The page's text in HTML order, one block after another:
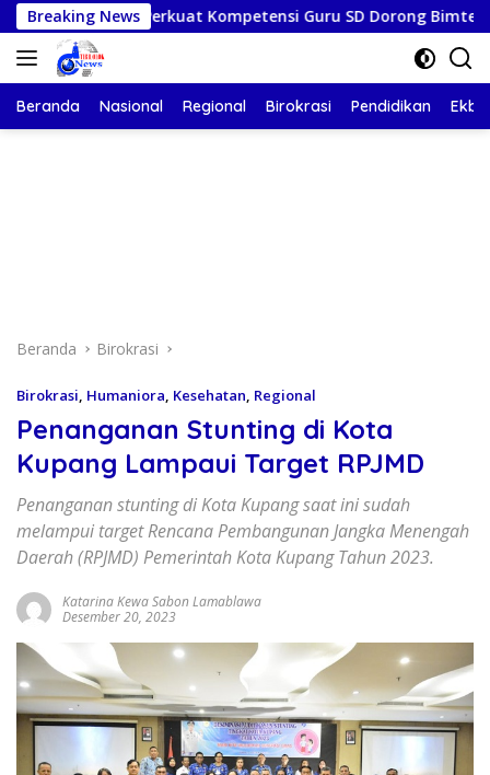
Langsung
ke
konten
Breaking News
Perkuat Kompetensi Guru SD Dorong Bimtek
Beranda Nasional Regional Birokrasi Pendidikan Ekbis
Beranda Birokrasi
Birokrasi, Humaniora, Kesehatan, Regional
Penanganan Stunting di Kota
Kupang Lampaui Target RPJMD
Penanganan stunting di Kota Kupang saat ini sudah
melampui target Rencana Pembangunan Jangka Menengah
Daerah (RPJMD) Pemerintah Kota Kupang Tahun 2023.
Katarina Kewa Sabon Lamablawa
Desember 20, 2023